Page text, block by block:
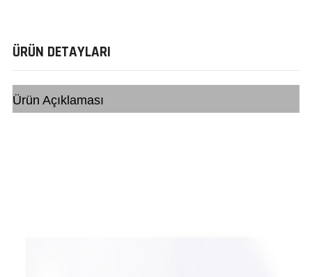
ÜRÜN DETAYLARI
Ürün Açıklaması